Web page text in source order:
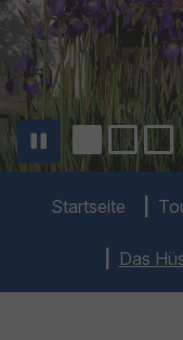
Startseite
Das